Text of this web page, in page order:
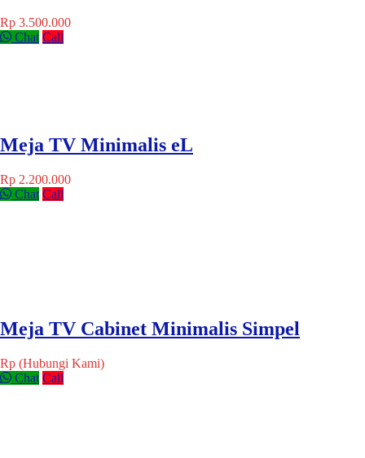
Rp 3.500.000
Chat Call
Meja TV Minimalis eL
Rp 2.200.000
Chat Call
Meja TV Cabinet Minimalis Simpel
Rp (Hubungi Kami)
Chat Call